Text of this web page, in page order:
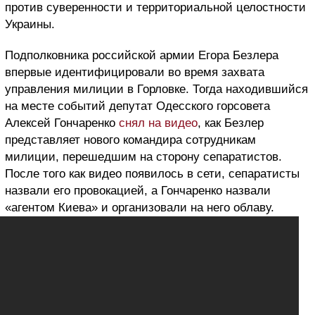
против суверенности и территориальной целостности
Украины.
Подполковника российской армии Егора Безлера
впервые идентифицировали во время захвата
управления милиции в Горловке. Тогда находившийся
на месте событий депутат Одесского горсовета
Алексей Гончаренко снял на видео, как Безлер
представляет нового командира сотрудникам
милиции, перешедшим на сторону сепаратистов.
После того как видео появилось в сети, сепаратисты
назвали его провокацией, а Гончаренко назвали
«агентом Киева» и организовали на него облаву.